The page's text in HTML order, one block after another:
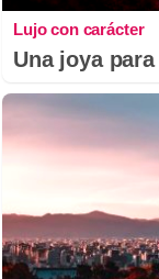
Lujo con carácter
Una joya